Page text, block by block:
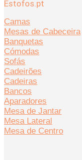
Estofos.pt
Camas
Mesas de Cabeceira
Banquetas
Cómodas
Sofás
Cadeirões
Cadeiras
Bancos
Aparadores
Mesa de Jantar
Mesa Lateral
Mesa de Centro